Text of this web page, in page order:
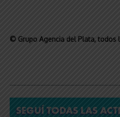
© Grupo Agencia del Plata, todos